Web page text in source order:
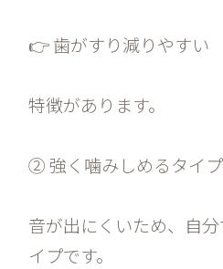
👉 歯がすり減りやすい
特徴があります。
② 強く噛みしめるタイプ
音が出にくいため、自
イプです。